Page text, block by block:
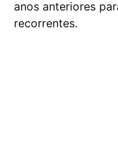
anos anteriores
recorrentes.